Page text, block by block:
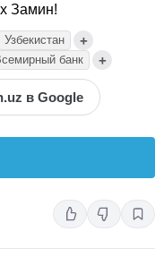
Замин!
Узбекистан +
банк +
в Google